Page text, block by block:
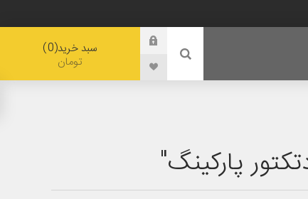
سبد خرید 0
تومان
پارکینگ"